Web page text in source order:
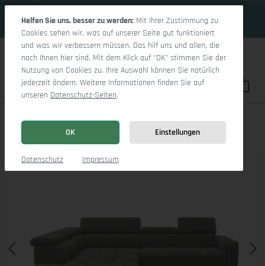
Du hast 0
Marco Aho gr Small L (mit Funktionen)
Bildergalerie überspringen
Helfen Sie uns, besser zu werden: Mit Ihrer Zustimmung zu
Cookies sehen wir, was auf unserer Seite gut funktioniert
und was wir verbessern müssen. Das hilf uns und allen, die
nach Ihnen hier sind. Mit dem Klick auf "OK" stimmen Sie der
Nutzung von Cookies zu. Ihre Auswahl können Sie natürlich
jederzeit ändern. Weitere Informationen finden Sie auf
unseren Datenschutz-Seiten.
OK Einstellungen
Datenschutz Impressum